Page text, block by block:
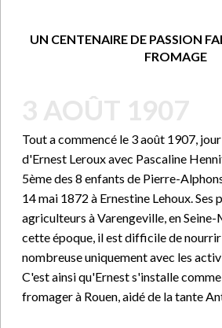
UN CENTENAIRE DE PASSION
FROMAGE
3 AOÛT 1907
Tout a commencé le 3 août 1907,
d'Ernest Leroux avec Pascaline
5ème des 8 enfants de Pierre-
14 mai 1872 à Ernestine Lehoux. Ses
agriculteurs à Varengeville, en
cette époque, il est difficile de
nombreuse uniquement avec les
C'est ainsi qu'Ernest s'installe
fromager à Rouen, aidé de la tante